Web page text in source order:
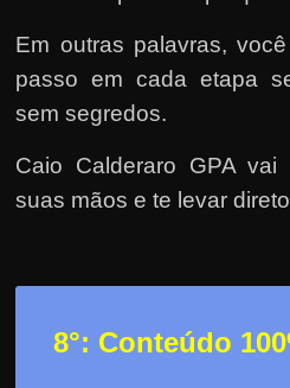
Em outras palavras,
passo em cada etapa
sem segredos.
Caio Calderaro GPA
suas mãos e te levar
8°: Conteúdo